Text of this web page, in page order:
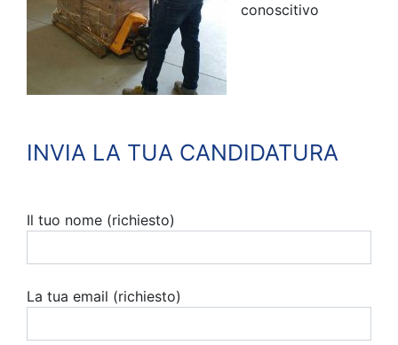
conoscitivo
INVIA LA TUA CANDIDATURA
Il tuo nome (richiesto)
La tua email (richiesto)